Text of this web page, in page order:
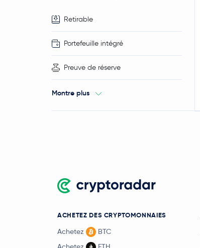
Retirable
Portefeuille intégré
Preuve de réserve
Montre plus
ACHETEZ DES CRYPTOMONNAIES
Achetez
BTC